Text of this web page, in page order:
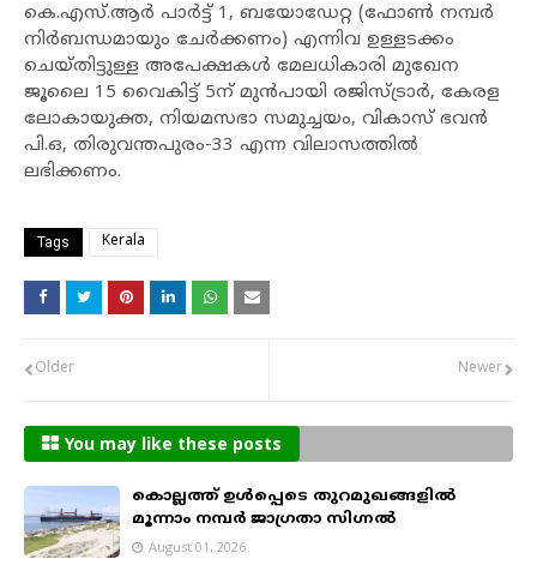
കെ.എസ്.ആർ പാർട്ട് 1, ബയോഡേറ്റ (ഫോൺ നമ്പർ
നിർബന്ധമായും ചേർക്കണം) എന്നിവ ഉള്ളടക്കം
ചെയ്തിട്ടുള്ള അപേക്ഷകൾ മേലധികാരി മുഖേന
ജൂലൈ 15 വൈകിട്ട് 5ന് മുൻപായി രജിസ്ട്രാർ, കേരള
ലോകായുക്ത, നിയമസഭാ സമുച്ചയം, വികാസ് ഭവൻ
പി.ഒ, തിരുവന്തപുരം-33 എന്ന വിലാസത്തിൽ
ലഭിക്കണം.
Tags Kerala
Newer
Older
You may like these posts
കൊല്ലത്ത് ഉൾപ്പെടെ തുറമുഖങ്ങളിൽ
മൂന്നാം നമ്പർ ജാഗ്രതാ സിഗ്നൽ
August 01, 2026